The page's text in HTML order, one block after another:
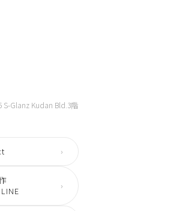
S-Glanz Kudan Bld.3階
›
›